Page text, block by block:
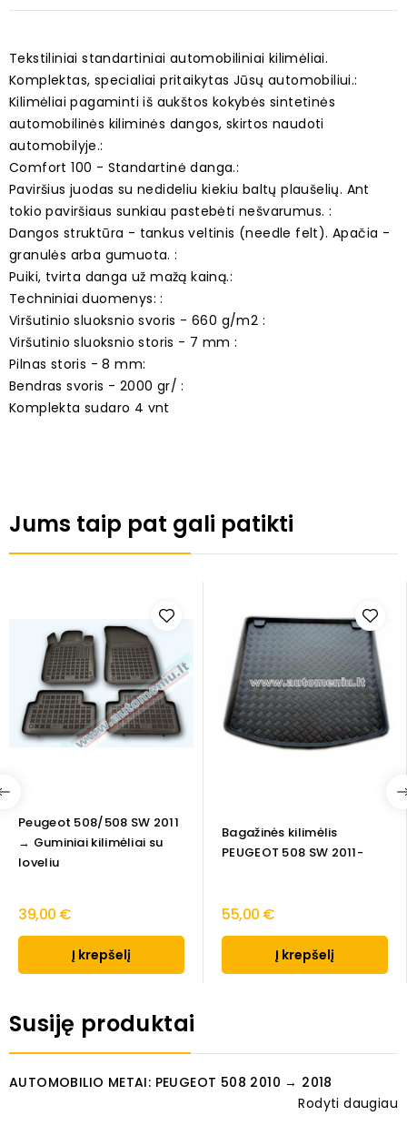
Tekstiliniai standartiniai automobiliniai kilimėliai.
Komplektas, specialiai pritaikytas Jūsų automobiliui.:
Kilimėliai pagaminti iš aukštos kokybės sintetinės
automobilinės kiliminės dangos, skirtos naudoti
automobilyje.:
Comfort 100 - Standartinė danga.:
Paviršius juodas su nedideliu kiekiu baltų plaušelių. Ant
tokio paviršiaus sunkiau pastebėti nešvarumus. :
Dangos struktūra - tankus veltinis (needle felt). Apačia -
granulės arba gumuota. :
Puiki, tvirta danga už mažą kainą.:
Techniniai duomenys: :
Viršutinio sluoksnio svoris - 660 g/m2 :
Viršutinio sluoksnio storis - 7 mm :
Pilnas storis - 8 mm:
Bendras svoris - 2000 gr/ :
Komplekta sudaro 4 vnt
Jums taip pat gali patikti
Peugeot 508/508 SW 2011
→ Guminiai kilimėliai su
loveliu
39,00 €
Į krepšelį
Bagažinės kilimėlis
PEUGEOT 508 SW 2011-
55,00 €
Į krepšelį
Susiję produktai
AUTOMOBILIO METAI: PEUGEOT 508 2010 → 2018
Rodyti daugiau